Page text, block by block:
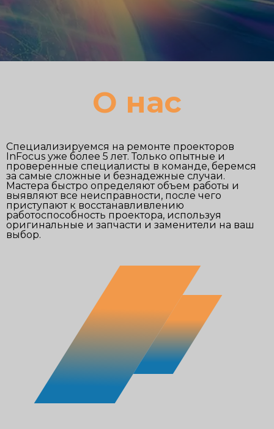
О нас
Специализируемся на ремонте проекторов
InFocus уже более 5 лет. Только опытные и
проверенные специалисты в команде, беремся
за самые сложные и безнадежные случаи.
Мастера быстро определяют объем работы и
выявляют все неисправности, после чего
приступают к восстанавливлению
работоспособность проектора, используя
оригинальные и запчасти и заменители на ваш
выбор.